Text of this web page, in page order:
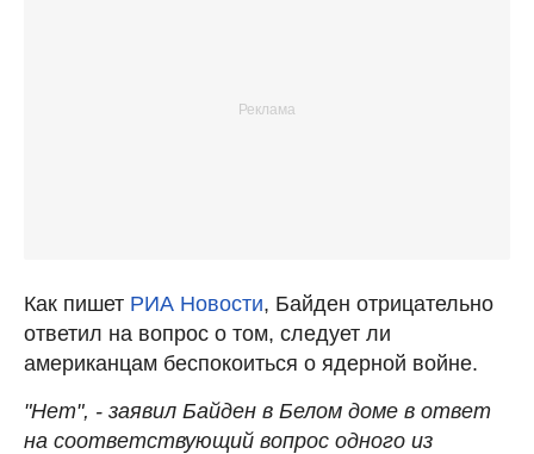
Как пишет РИА Новости, Байден отрицательно
ответил на вопрос о том, следует ли
американцам беспокоиться о ядерной войне.
"Нет", - заявил Байден в Белом доме в ответ
на соответствующий вопрос одного из